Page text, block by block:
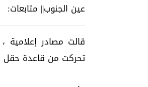
عين الجنوب|| متابعات:
قالت مصادر إعلامية
تحركت من قاعدة حقل